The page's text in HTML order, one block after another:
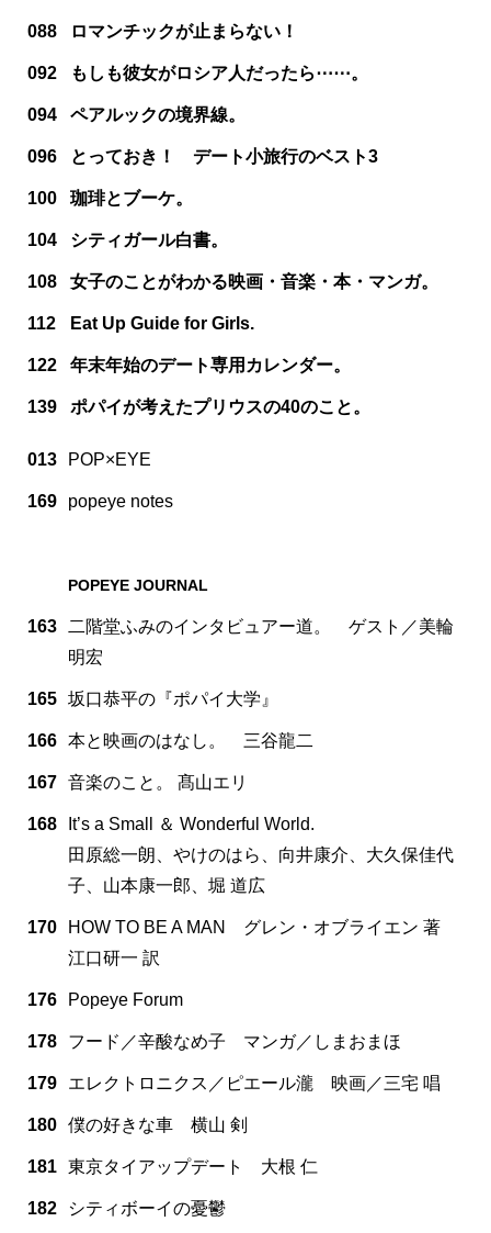
088 ロマンチックが止まらない！
092 もしも彼女がロシア人だったら⋯⋯。
094 ペアルックの境界線。
096 とっておき！ デート小旅行のベスト3
100 珈琲とブーケ。
104 シティガール白書。
108 女子のことがわかる映画・音楽・本・マンガ。
112 Eat Up Guide for Girls.
122 年末年始のデート専用カレンダー。
139 ポパイが考えたプリウスの40のこと。
013 POP×EYE
169 popeye notes
POPEYE JOURNAL
163
二階堂ふみのインタビュアー道。 ゲスト／美輪
明宏
165 坂口恭平の『ポパイ大学』
166 本と映画のはなし。 三谷龍二
167 音楽のこと。 髙山エリ
168
It’s a Small ＆ Wonderful World.
田原総一朗、やけのはら、向井康介、大久保佳代
子、山本康一郎、堀 道広
170
HOW TO BE A MAN グレン・オブライエン 著
江口研一 訳
176 Popeye Forum
178 フード／辛酸なめ子 マンガ／しまおまほ
179 エレクトロニクス／ピエール瀧 映画／三宅 唱
180 僕の好きな車 横山 剣
181 東京タイアップデート 大根 仁
182 シティボーイの憂鬱